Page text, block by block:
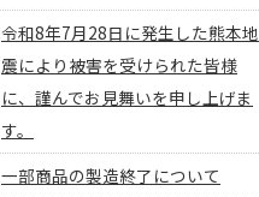
令和8年7月28日に発生した熊本地
震により被害を受けられた皆様
に、謹んでお見舞いを申し上げま
す。
一部商品の製造終了について